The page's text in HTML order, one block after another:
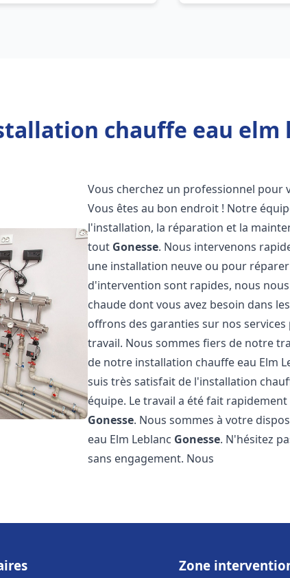
chauffe eau elm
Vous cherchez un professionnel pour
Vous êtes au bon endroit ! Notre
l'installation, la réparation et la
tout Gonesse. Nous intervenons
une installation neuve ou pour
d'intervention sont rapides, nous
chaude dont vous avez besoin dans
offrons des garanties sur nos
travail. Nous sommes fiers de notre
de notre installation chauffe eau Elm
suis très satisfait de l'installation
équipe. Le travail a été fait
Gonesse. Nous sommes à votre
eau Elm Leblanc Gonesse. N'hésitez
sans engagement. Nous
Zone